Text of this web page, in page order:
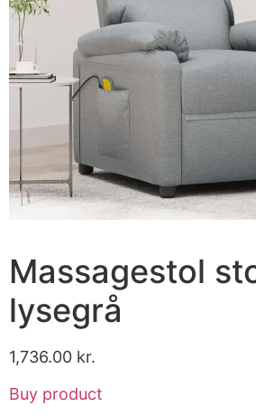
Massagestol
lysegrå
1,736.00 kr.
Buy product